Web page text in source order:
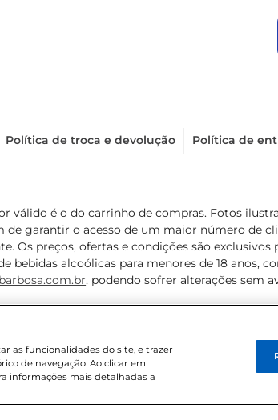
Política de troca e devolução Política de
válido é o do carrinho de compras. Fotos
de garantir o acesso de um maior número de
Os preços, ofertas e condições são
alcoólicas para menores de 18 anos,
, podendo sofrer alterações sem
as funcionalidades do site, e trazer
de navegação. Ao clicar em
informações mais detalhadas a